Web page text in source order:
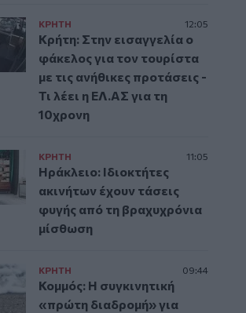
ΚΡΗΤΗ 12:05
Κρήτη: Στην εισαγγελία ο
φάκελος για τον τουρίστα
με τις ανήθικες προτάσεις -
Τι λέει η ΕΛ.ΑΣ για τη
10χρονη
ΚΡΗΤΗ 11:05
Ηράκλειο: Ιδιοκτήτες
ακινήτων έχουν τάσεις
φυγής από τη βραχυχρόνια
μίσθωση
ΚΡΗΤΗ 09:44
Κομμός: Η συγκινητική
«πρώτη διαδρομή» για